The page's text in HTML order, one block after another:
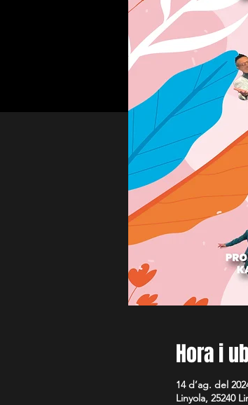
Hora i
14 d’ag. del
Linyola, 25240